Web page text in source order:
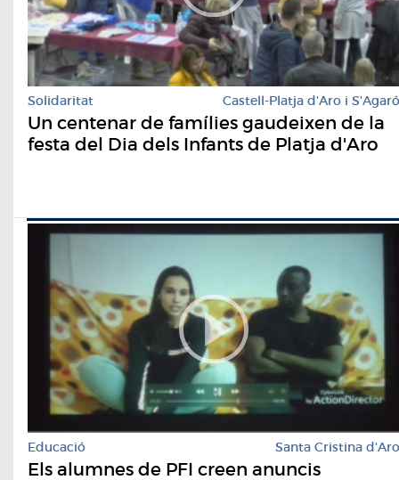
Solidaritat Castell-Platja d'Aro i S'Agaró
Un centenar de famílies gaudeixen de la
festa del Dia dels Infants de Platja d'Aro
Educació Santa Cristina d'Aro
Els alumnes de PFI creen anuncis